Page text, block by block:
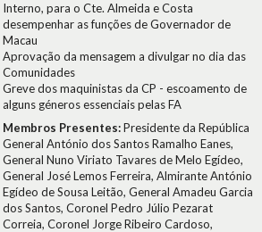
Interno, para o Cte. Almeida e Costa
desempenhar as funções de Governador de
Macau
Aprovação da mensagem a divulgar no dia das
Comunidades
Greve dos maquinistas da CP - escoamento de
alguns géneros essenciais pelas FA
Membros Presentes:Presidente da República
General António dos Santos Ramalho Eanes,
General Nuno Viriato Tavares de Melo Egídeo,
General José Lemos Ferreira, Almirante António
Egídeo de Sousa Leitão, General Amadeu Garcia
dos Santos, Coronel Pedro Júlio Pezarat
Correia, Coronel Jorge Ribeiro Cardoso,